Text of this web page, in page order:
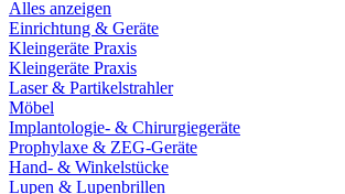
Alles anzeigen
Einrichtung & Geräte
Kleingeräte Praxis
Kleingeräte Praxis
Laser & Partikelstrahler
Möbel
Implantologie- & Chirurgiegeräte
Prophylaxe & ZEG-Geräte
Hand- & Winkelstücke
Lupen & Lupenbrillen